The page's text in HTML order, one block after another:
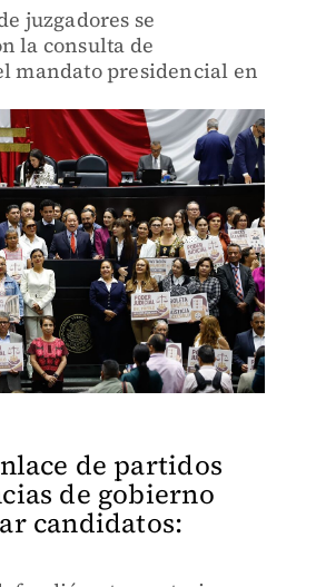
juzgadores se
la consulta de
mandato presidencial en
de partidos
de gobierno
candidatos: